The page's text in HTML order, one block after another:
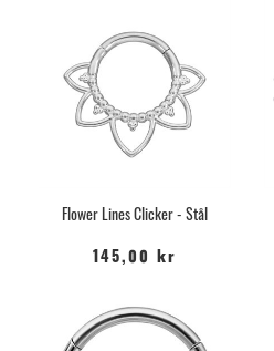
Flower Lines Clicker - Stål
145,00 kr